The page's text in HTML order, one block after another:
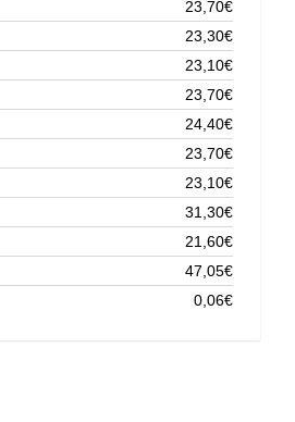
23,70€
23,30€
23,10€
23,70€
24,40€
23,70€
23,10€
31,30€
21,60€
47,05€
0,06€